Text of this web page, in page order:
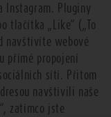
Instagram. Pluginy
tlačítka „Like“ („To
navštívíte webové
přímé propojení
sítí. Přitom
navštívili naše
zatímco jste